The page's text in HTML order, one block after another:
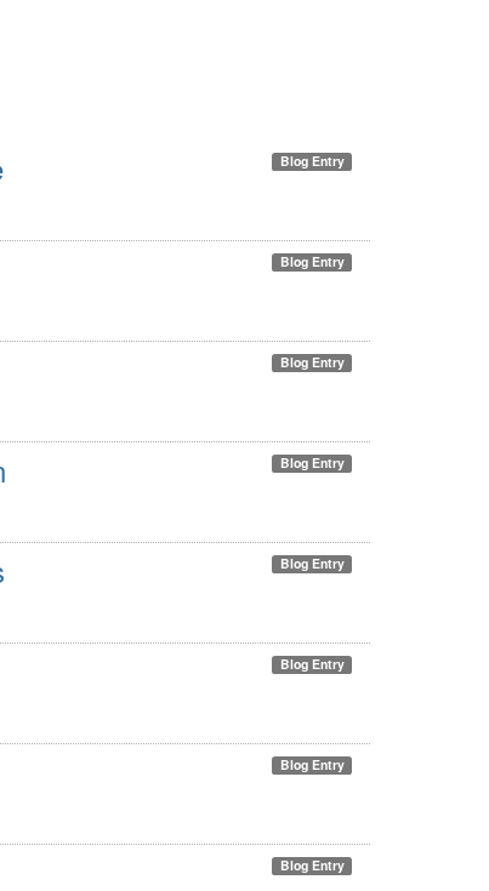
Blog Entry
Blog Entry
Blog Entry
Blog Entry
Blog Entry
Blog Entry
Blog Entry
Blog Entry